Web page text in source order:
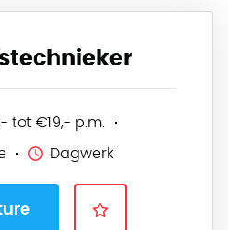
tot €19,- p.m.
Dagwerk